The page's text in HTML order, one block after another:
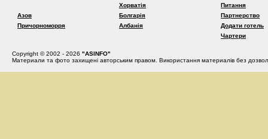
Азов
Причорноморря
Хорватія
Болгарія
Албанія
Питання
Партнерство
Додати готель
Чартери
Copyright © 2002 - 2026 "ASINFO"
Материали та фото захищені авторським правом. Використання материалів без